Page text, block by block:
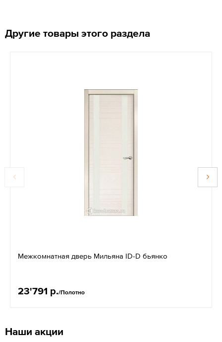
Другие товары этого раздела
Межкомнатная дверь Мильяна ID-D бьянко
23'791 р./Полотно
Наши акции